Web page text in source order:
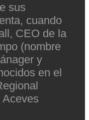
sus
cuando
CEO de la
(nombre
y
en el